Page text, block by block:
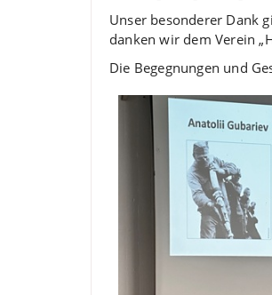
Unser besonderer Dank
danken wir dem Verein
Die Begegnungen und